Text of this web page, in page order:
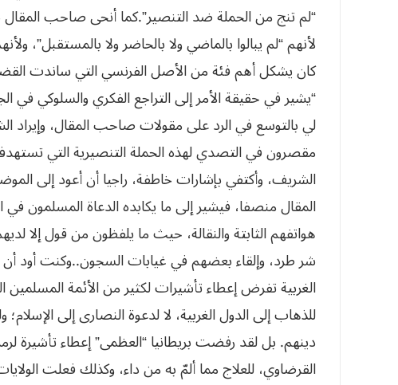
“‬لم‮ ‬تنج‮ ‬من‮ ‬الحملة‮ ‬ضد‮
لأنهم “لم يبالوا بالماضي ولا بالحاضر ولا
كان يشكل أهم فئة من الأصل الفرنسي التي ساندت
لي بالتوسع في الرد على مقولات صاحب المقال، وإيراد
مقصرون في التصدي لهذه الحملة التنصيرية التي تستهدف
المقال منصفا، فيشير إلى ما يكابده الدعاة
هواتفهم الثابتة والنقالة، حيث ما يلفظون من قول إلا
شر طرد، وإلقاء بعضهم في غيابات السجون..وكنت أود
الغربية تفرض إعطاء تأشيرات لكثير من الأئمة
للذهاب إلى الدول الغربية، لا لدعوة النصارى إلى
دينهم. بل لقد رفضت بريطانيا “العظمى” إعطاء
القرضاوي، للعلاج مما ألمّ به من داء، وكذلك فعلت